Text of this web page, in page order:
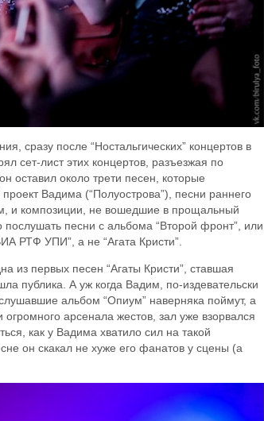
сразу после “Ностальгических” концертов в
сет-лист этих концертов, разъезжая по
оставил около трети песен, которые
Вадима (“Полуострова”), песни раннего
и композиции, не вошедшие в прощальный
песни с альбома “Второй фронт”, или
РТФ УПИ”, а не “Агата Кристи”.
из первых песен “Агаты Кристи”, ставшая
публика. А уж когда Вадим, по-издевательски
альбом “Опиум” наверняка поймут, а
арсенала жестов, зал уже взорвался
как у Вадима хватило сил на такой
он скакал не хуже его фанатов у сцены (а